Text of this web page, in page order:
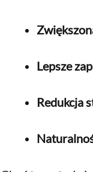
Lepsze
Redukcja